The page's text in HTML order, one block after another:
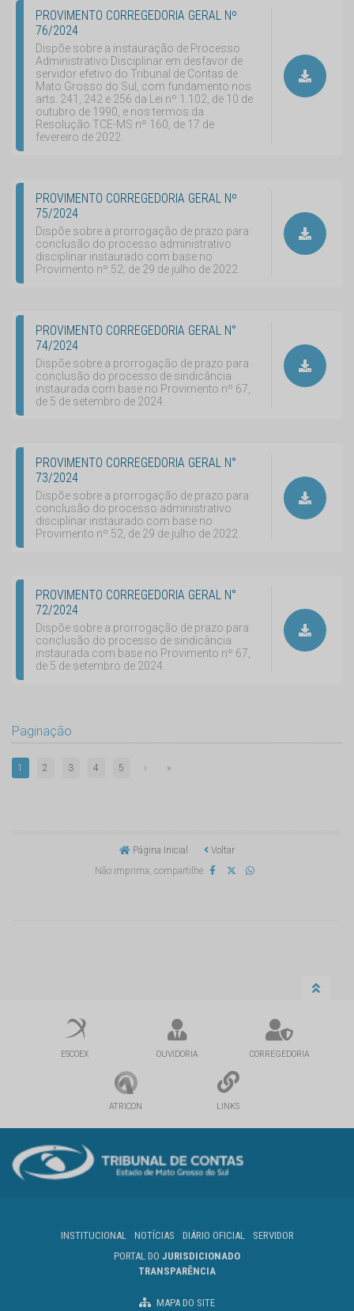
PROVIMENTO CORREGEDORIA GERAL Nº
76/2024
Dispõe sobre a instauração de Processo
Administrativo Disciplinar em desfavor de
servidor efetivo do Tribunal de Contas de
Mato Grosso do Sul, com fundamento nos
arts. 241, 242 e 256 da Lei nº 1.102, de 10 de
outubro de 1990, e nos termos da
Resolução TCE-MS nº 160, de 17 de
fevereiro de 2022.
PROVIMENTO CORREGEDORIA GERAL Nº
75/2024
Dispõe sobre a prorrogação de prazo para
conclusão do processo administrativo
disciplinar instaurado com base no
Provimento nº 52, de 29 de julho de 2022.
PROVIMENTO CORREGEDORIA GERAL N°
74/2024
Dispõe sobre a prorrogação de prazo para
conclusão do processo de sindicância
instaurada com base no Provimento nº 67,
de 5 de setembro de 2024.
PROVIMENTO CORREGEDORIA GERAL N°
73/2024
Dispõe sobre a prorrogação de prazo para
conclusão do processo administrativo
disciplinar instaurado com base no
Provimento nº 52, de 29 de julho de 2022.
PROVIMENTO CORREGEDORIA GERAL N°
72/2024
Dispõe sobre a prorrogação de prazo para
conclusão do processo de sindicância
instaurada com base no Provimento nº 67,
de 5 de setembro de 2024.
Paginação
1 2 3 4 5 › »
Página Inicial
Voltar
Não imprima, compartilhe
ESCOEX OUVIDORIA CORREGEDORIA
ATRICON LINKS
INSTITUCIONAL NOTÍCIAS DIÁRIO OFICIAL
SERVIDOR
PORTAL DO JURISDICIONADO
TRANSPARÊNCIA
MAPA DO SITE